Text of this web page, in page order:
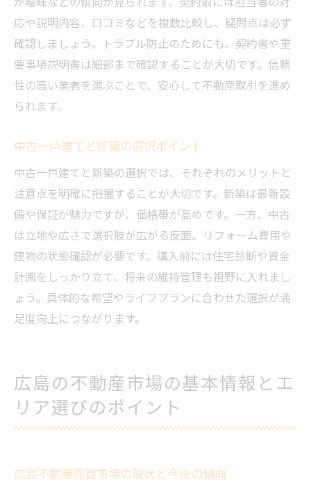
応や説明内容、口コミなどを複数比較し、疑問点は必ず
確認しましょう。トラブル防止のためにも、契約書や重
要事項説明書は細部まで確認することが大切です。信頼
性の高い業者を選ぶことで、安心して不動産取引を進め
られます。
中古一戸建てと新築の選択ポイント
中古一戸建てと新築の選択では、それぞれのメリットと
注意点を明確に把握することが大切です。新築は最新設
備や保証が魅力ですが、価格帯が高めです。一方、中古
は立地や広さで選択肢が広がる反面、リフォーム費用や
建物の状態確認が必要です。購入前には住宅診断や資金
計画をしっかり立て、将来の維持管理も視野に入れまし
ょう。具体的な希望やライフプランに合わせた選択が満
足度向上につながります。
広島の不動産市場の基本情報とエ
リア選びのポイント
広島不動産売買市場の現状と今後の傾向